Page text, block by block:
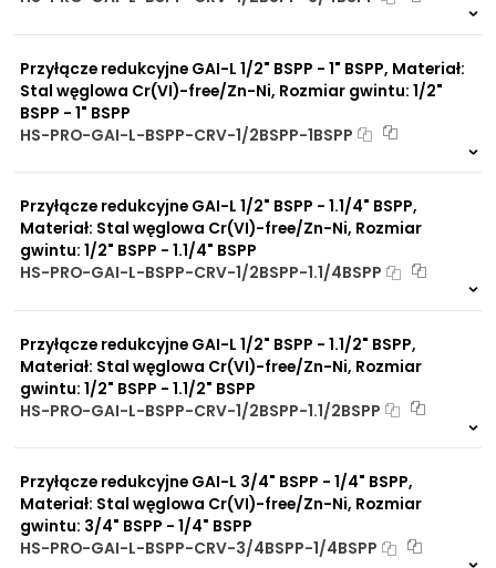
Przyłącze redukcyjne GAI-L 1/2" BSPP - 1" BSPP, Materiał:
Stal węglowa Cr(VI)-free/Zn-Ni, Rozmiar gwintu: 1/2"
BSPP - 1" BSPP
HS-PRO-GAI-L-BSPP-CRV-1/2BSPP-1BSPP
Przyłącze redukcyjne GAI-L 1/2" BSPP - 1.1/4" BSPP,
Materiał: Stal węglowa Cr(VI)-free/Zn-Ni, Rozmiar
gwintu: 1/2" BSPP - 1.1/4" BSPP
HS-PRO-GAI-L-BSPP-CRV-1/2BSPP-1.1/4BSPP
Przyłącze redukcyjne GAI-L 1/2" BSPP - 1.1/2" BSPP,
Materiał: Stal węglowa Cr(VI)-free/Zn-Ni, Rozmiar
gwintu: 1/2" BSPP - 1.1/2" BSPP
HS-PRO-GAI-L-BSPP-CRV-1/2BSPP-1.1/2BSPP
Przyłącze redukcyjne GAI-L 3/4" BSPP - 1/4" BSPP,
Materiał: Stal węglowa Cr(VI)-free/Zn-Ni, Rozmiar
gwintu: 3/4" BSPP - 1/4" BSPP
HS-PRO-GAI-L-BSPP-CRV-3/4BSPP-1/4BSPP